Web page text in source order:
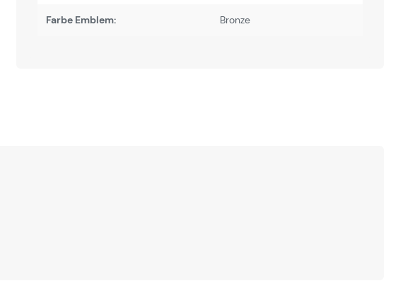
Farbe Emblem: Bronze